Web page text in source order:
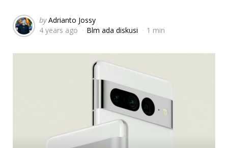
Posted
by
by Adrianto Jossy
4 years ago
Blm ada diskusi 1 min